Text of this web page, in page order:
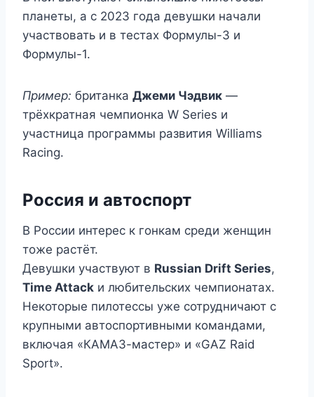
планеты, а с 2023 года девушки начали
участвовать и в тестах Формулы-3 и
Формулы-1.
Пример: британка Джеми Чэдвик —
трёхкратная чемпионка W Series и
участница программы развития Williams
Racing.
Россия и автоспорт
В России интерес к гонкам среди женщин
тоже растёт.
Девушки участвуют в Russian Drift Series,
Time Attack и любительских чемпионатах.
Некоторые пилотессы уже сотрудничают с
крупными автоспортивными командами,
включая «КАМАЗ-мастер» и «GAZ Raid
Sport».